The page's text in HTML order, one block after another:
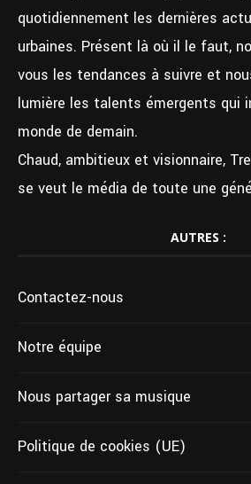
quotidiennement les dernières
urbaines. Présent là où il le faut,
vous les tendances à suivre et
lumière les talents émergents qui
monde de demain.
Chaud, ambitieux et visionnaire,
se veut le média de toute une
AUTRES :
Contactez-nous
Notre équipe
Nous partager sa musique
Politique de cookies (UE)